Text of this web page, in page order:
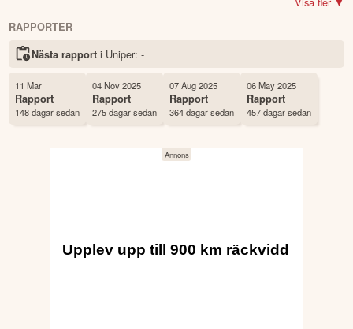
Land
11 Sep 2016
Antal ägare Avanza
Antal ägare Nordnet
RAPPORTER
Nästa rapport i Uniper: -
11 Mar
Rapport
148 dagar sedan
04 Nov 2025
Rapport
275 dagar sedan
07 Aug 2025
Rapport
364 dagar sedan
06 May 2025
Rapport
457 dagar sedan